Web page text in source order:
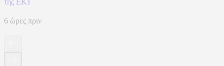
της ΕΚΤ
6 ώρες πριν